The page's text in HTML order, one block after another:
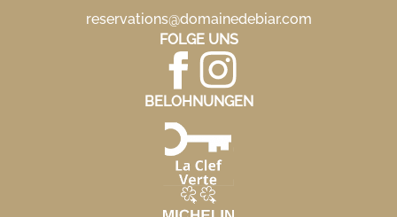
reservations@domainedebiar.com
FOLGE UNS
BELOHNUNGEN